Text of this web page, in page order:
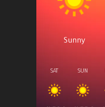
Sunny
SAT SUN